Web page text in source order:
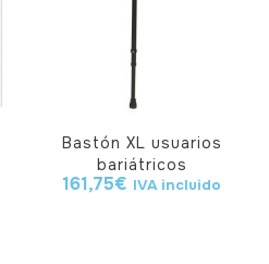
Bastón XL usuarios
bariátricos
161,75€ IVA incluido